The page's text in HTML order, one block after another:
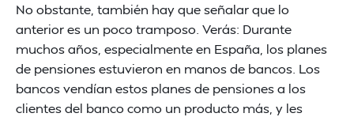
No obstante, también hay que señalar que lo
anterior es un poco tramposo. Verás: Durante
muchos años, especialmente en España, los planes
de pensiones estuvieron en manos de bancos. Los
bancos vendían estos planes de pensiones a los
clientes del banco como un producto más, y les